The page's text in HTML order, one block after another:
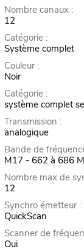
Nombre canaux :
12
Catégorie :
Système complet
Couleur :
Noir
Catégorie :
système complet
Transmission :
analogique
Bande de
M17 - 662 à 686
Nombre max de
12
Synchro émetteur :
QuickScan
Scanner de
Oui